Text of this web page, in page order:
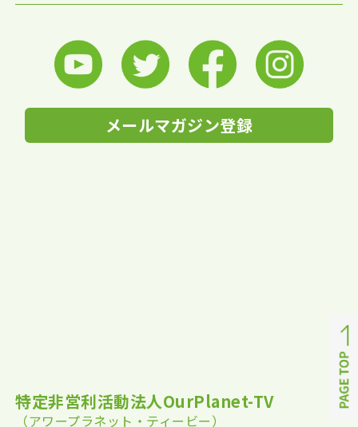
メールマガジン登録
特定非営利活動法人OurPlanet-TV
（アワープラネット・ティービー）